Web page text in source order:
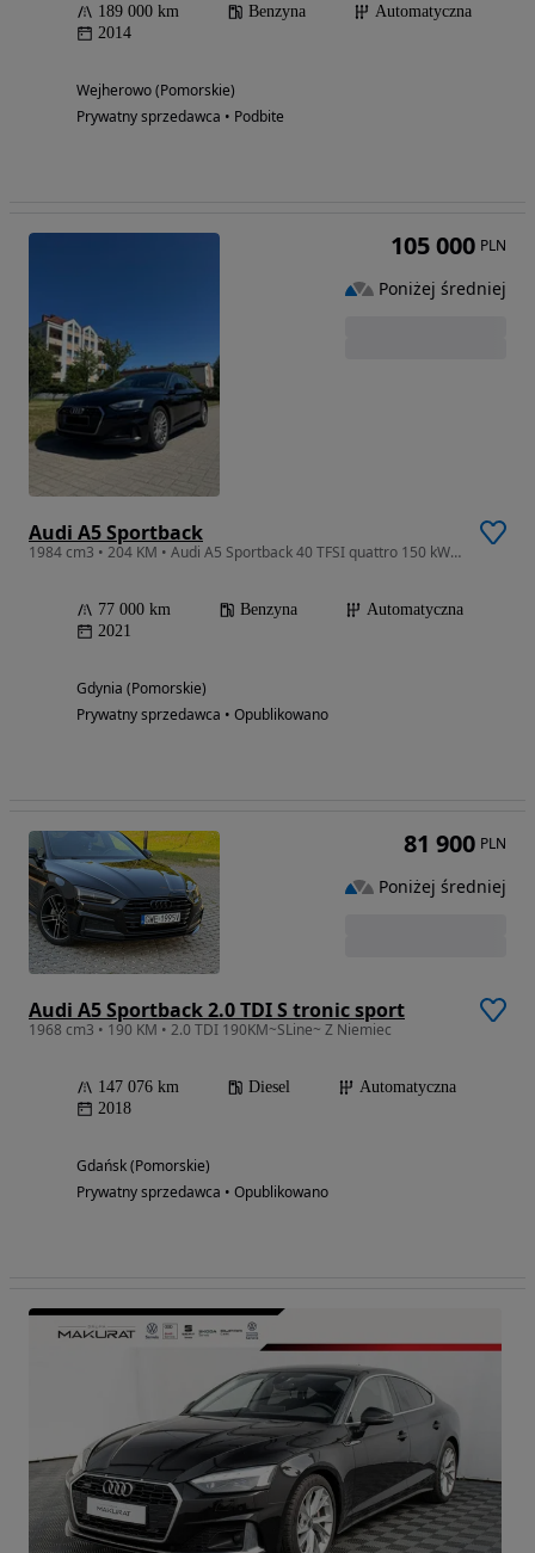
189 000 km Benzyna
Automatyczna
2014
Wejherowo (Pomorskie)
Prywatny sprzedawca • Podbite
Audi A5 Sportback
1984 cm3 • 204 KM • Audi A5 Sportback 40 TFSI quattro 150 kW (204 KM) S tronic
77 000 km Benzyna
Automatyczna
2021
Gdynia (Pomorskie)
Prywatny sprzedawca • Opublikowano
105 000 PLN
Poniżej średniej
Audi A5 Sportback 2.0 TDI S tronic sport
1968 cm3 • 190 KM • 2.0 TDI 190KM~SLine~ Z Niemiec
147 076 km Diesel
Automatyczna
2018
Gdańsk (Pomorskie)
Prywatny sprzedawca • Opublikowano
81 900 PLN
Poniżej średniej